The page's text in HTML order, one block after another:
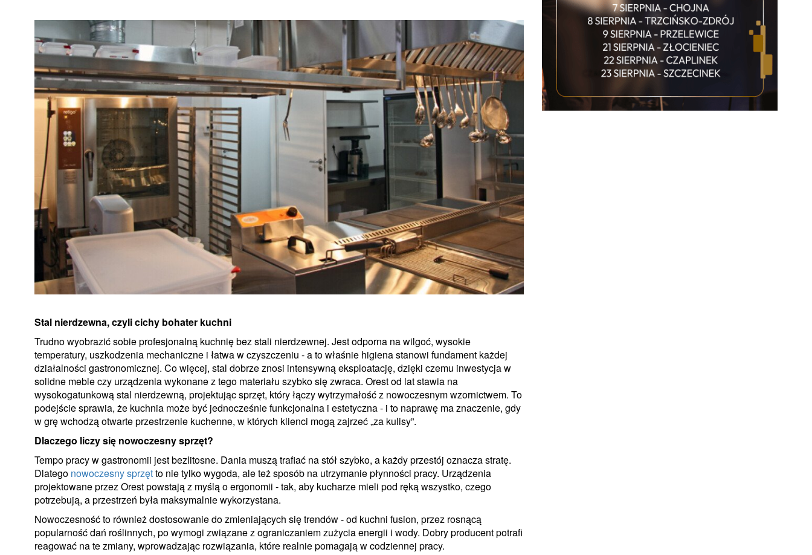
Stal nierdzewna, czyli cichy bohater kuchni
Trudno wyobrazić sobie profesjonalną kuchnię bez stali nierdzewnej. Jest odporna na wilgoć, wysokie
temperatury, uszkodzenia mechaniczne i łatwa w czyszczeniu - a to właśnie higiena stanowi fundament każdej
działalności gastronomicznej. Co więcej, stal dobrze znosi intensywną eksploatację, dzięki czemu inwestycja w
solidne meble czy urządzenia wykonane z tego materiału szybko się zwraca. Orest od lat stawia na
wysokogatunkową stal nierdzewną, projektując sprzęt, który łączy wytrzymałość z nowoczesnym wzornictwem. To
podejście sprawia, że kuchnia może być jednocześnie funkcjonalna i estetyczna - i to naprawę ma znaczenie, gdy
w grę wchodzą otwarte przestrzenie kuchenne, w których klienci mogą zajrzeć „za kulisy”.
Dlaczego liczy się nowoczesny sprzęt?
Tempo pracy w gastronomii jest bezlitosne. Dania muszą trafiać na stół szybko, a każdy przestój oznacza stratę.
Dlatego nowoczesny sprzętto nie tylko wygoda, ale też sposób na utrzymanie płynności pracy. Urządzenia
projektowane przez Orest powstają z myślą o ergonomii - tak, aby kucharze mieli pod ręką wszystko, czego
potrzebują, a przestrzeń była maksymalnie wykorzystana.
Nowoczesność to również dostosowanie do zmieniających się trendów - od kuchni fusion, przez rosnącą
popularność dań roślinnych, po wymogi związane z ograniczaniem zużycia energii i wody. Dobry producent potrafi
reagować na te zmiany, wprowadzając rozwiązania, które realnie pomagają w codziennej pracy.